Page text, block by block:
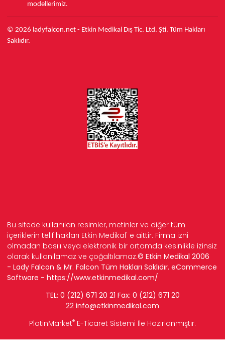
modellerimiz.
© 2026 ladyfalcon.net - Etkin Medikal Dış Tic. Ltd. Şti. Tüm Hakları
Saklıdır.
Bu sitede kullanılan resimler, metinler ve diğer tüm
içeriklerin telif hakları Etkin Medikal' e aittir. Firma izni
olmadan basılı veya elektronik bir ortamda kesinlikle izinsiz
olarak kullanılamaz ve çoğaltılamaz.© Etkin Medikal 2006
- Lady Falcon & Mr. Falcon Tüm Hakları Saklıdır. eCommerce
Software - https://www.etkinmedikal.com/
TEL: 0 (212) 671 20 21 Fax: 0 (212) 671 20
22 info@etkinmedikal.com
PlatinMarket® E-Ticaret Sistemi İle Hazırlanmıştır.